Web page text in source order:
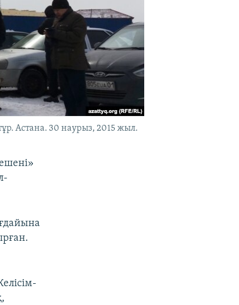
Астана. 30 наурыз, 2015 жыл.